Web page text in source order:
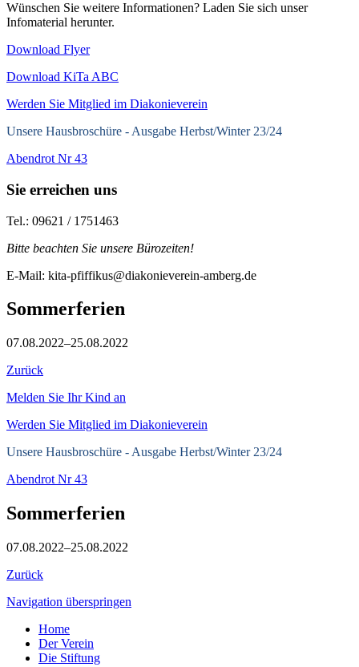
Wünschen Sie weitere Informationen? Laden Sie sich unser
Infomaterial herunter.
Download Flyer
Download KiTa ABC
Werden Sie Mitglied im Diakonieverein
Unsere Hausbroschüre - Ausgabe Herbst/Winter 23/24
Abendrot Nr 43
Sie erreichen uns
Tel.: 09621 / 1751463
Bitte beachten Sie unsere Bürozeiten!
E-Mail: kita-pfiffikus@diakonieverein-amberg.de
Sommerferien
07.08.2022–25.08.2022
Zurück
Melden Sie Ihr Kind an
Werden Sie Mitglied im Diakonieverein
Unsere Hausbroschüre - Ausgabe Herbst/Winter 23/24
Abendrot Nr 43
Sommerferien
07.08.2022–25.08.2022
Zurück
Navigation überspringen
Home
Der Verein
Die Stiftung